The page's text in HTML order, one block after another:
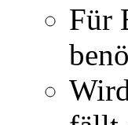
Für